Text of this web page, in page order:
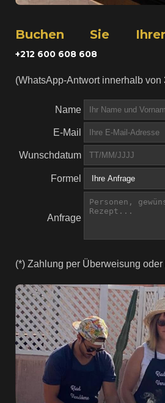
Buchen Sie
+212 600 608 608
(WhatsApp-Antwort innerhalb von
Name
E-Mail
Wunschdatum
Formel
Anfrage
(*) Zahlung per Überweisung